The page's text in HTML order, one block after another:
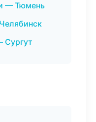
— Тюмень
Сургут